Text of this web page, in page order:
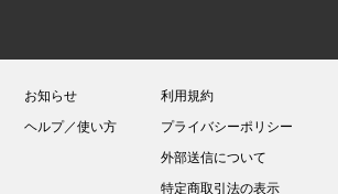
お知らせ
ヘルプ／使い方
利用規約
プライバシーポリシー
外部送信について
特定商取引法の表示